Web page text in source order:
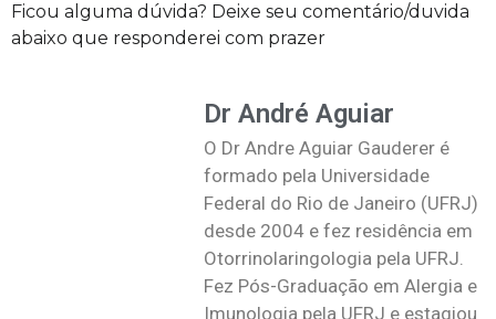
Ficou alguma dúvida? Deixe seu comentário/duvida
abaixo que responderei com prazer
Dr André Aguiar
O Dr Andre Aguiar Gauderer é
formado pela Universidade
Federal do Rio de Janeiro (UFRJ)
desde 2004 e fez residência em
Otorrinolaringologia pela UFRJ.
Fez Pós-Graduação em Alergia e
Imunologia pela UFRJ e estagiou